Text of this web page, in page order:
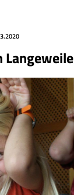
Langeweile